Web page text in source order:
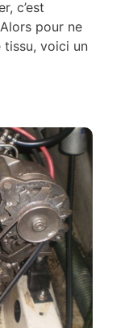
c’est
pour ne
tissu, voici un